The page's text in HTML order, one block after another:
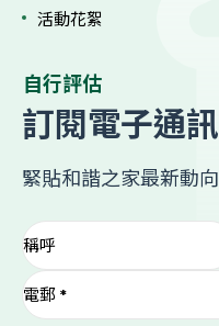
活動花絮
自行評估
訂閱電子通訊
緊貼和諧之家最新動向